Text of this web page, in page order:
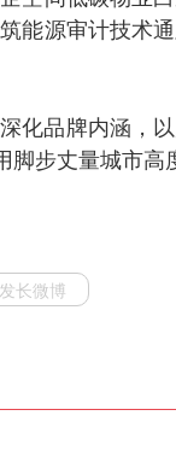
能源审计技术
化品牌内涵，
脚步丈量城市高
发长微博